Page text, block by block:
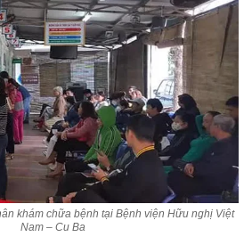
khám chữa bệnh tại Bệnh viện Hữu nghị Việt
Nam – Cu Ba